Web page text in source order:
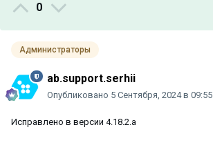
0
Администраторы
ab.support.serhii
Опубликовано 5 Сентября, 2024 в 09:55
Исправлено в версии 4.18.2.a